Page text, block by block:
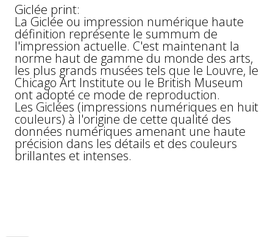
Giclée print:
La Giclée ou impression numérique haute
définition représente le summum de
l'impression actuelle. C'est maintenant la
norme haut de gamme du monde des arts,
les plus grands musées tels que le Louvre, le
Chicago Art Institute ou le British Museum
ont adopté ce mode de reproduction.
Les Giclées (impressions numériques en huit
couleurs) à l'origine de cette qualité des
données numériques amenant une haute
précision dans les détails et des couleurs
brillantes et intenses.